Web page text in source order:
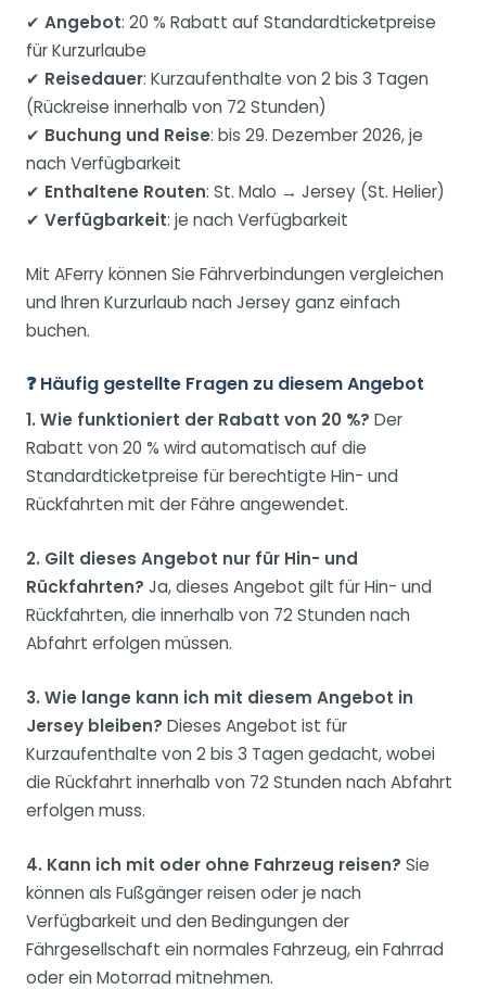
✔ Angebot: 20 % Rabatt auf Standardticketpreise
für Kurzurlaube
✔ Reisedauer: Kurzaufenthalte von 2 bis 3 Tagen
(Rückreise innerhalb von 72 Stunden)
✔ Buchung und Reise: bis 29. Dezember 2026, je
nach Verfügbarkeit
✔ Enthaltene Routen: St. Malo → Jersey (St. Helier)
✔ Verfügbarkeit: je nach Verfügbarkeit
Mit AFerry können Sie Fährverbindungen vergleichen
und Ihren Kurzurlaub nach Jersey ganz einfach
buchen.
❓ Häufig gestellte Fragen zu diesem Angebot
1. Wie funktioniert der Rabatt von 20 %? Der
Rabatt von 20 % wird automatisch auf die
Standardticketpreise für berechtigte Hin- und
Rückfahrten mit der Fähre angewendet.
2. Gilt dieses Angebot nur für Hin- und
Rückfahrten? Ja, dieses Angebot gilt für Hin- und
Rückfahrten, die innerhalb von 72 Stunden nach
Abfahrt erfolgen müssen.
3. Wie lange kann ich mit diesem Angebot in
Jersey bleiben? Dieses Angebot ist für
Kurzaufenthalte von 2 bis 3 Tagen gedacht, wobei
die Rückfahrt innerhalb von 72 Stunden nach Abfahrt
erfolgen muss.
4. Kann ich mit oder ohne Fahrzeug reisen? Sie
können als Fußgänger reisen oder je nach
Verfügbarkeit und den Bedingungen der
Fährgesellschaft ein normales Fahrzeug, ein Fahrrad
oder ein Motorrad mitnehmen.